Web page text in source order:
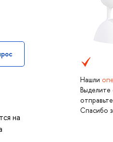
Нашли
Спасибо
на